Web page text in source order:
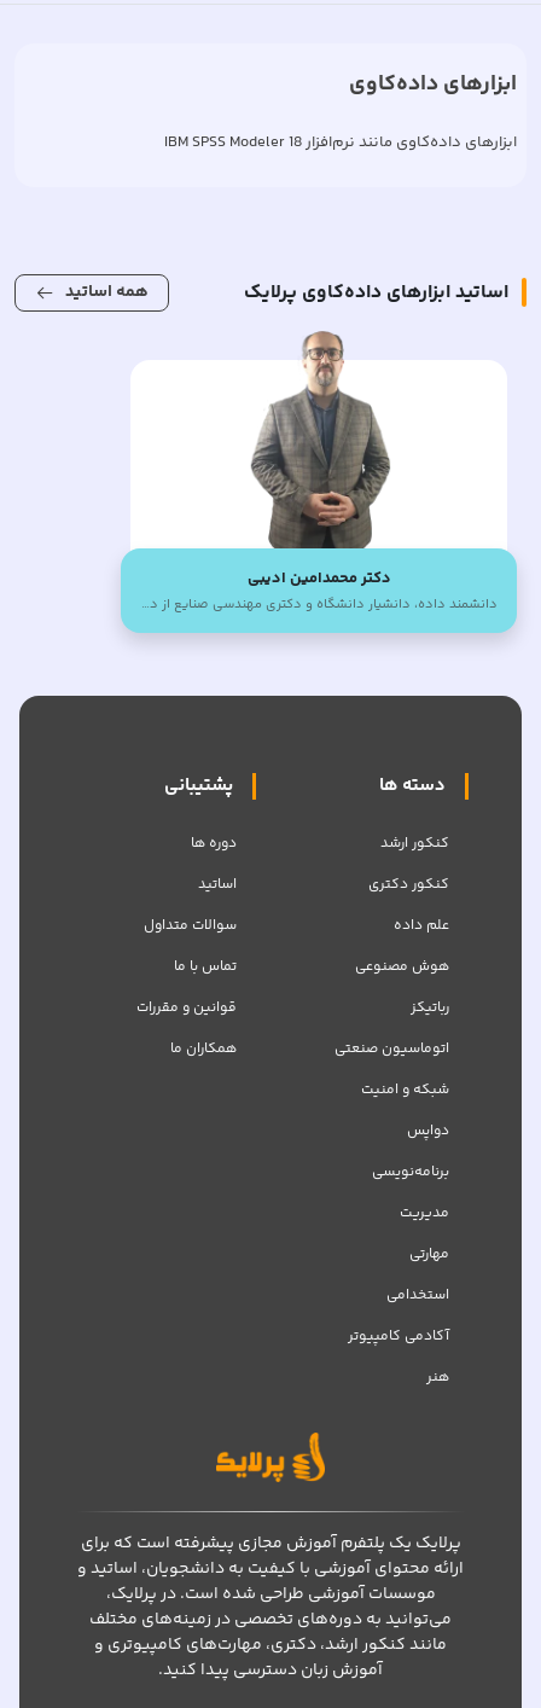
ابزارهای داده‌کاوی
ابزارهای داده‌کاوی مانند نرم‌افزار IBM SPSS Modeler 18
اساتیدابزارهای داده‌کاوی پرلایک همه اساتید
دکتر محمدامین ادیبی
دانشمند داده، دانشیار دانشگاه و دکتری مهندسی صنایع از دانشگاه صنعتی امیرکبیر
دسته ها
کنکور ارشد
کنکور دکتری
علم داده
هوش مصنوعی
رباتیکز
اتوماسیون صنعتی
شبکه‌ و امنیت
دواپس
برنامه‌نویسی
مدیریت
مهارتی
استخدامی
آکادمی کامپیوتر
هنر
پشتیبانی
دوره ها
اساتید
سوالات متداول
تماس با ما
قوانین و مقررات
همکاران ما
پرلایک یک پلتفرم آموزش مجازی پیشرفته است که برای
ارائه محتوای آموزشی با کیفیت به دانشجویان، اساتید و
موسسات آموزشی طراحی شده است. در پرلایک،
می‌توانید به دوره‌های تخصصی در زمینه‌های مختلف
مانند کنکور ارشد، دکتری، مهارت‌های کامپیوتری و
آموزش زبان دسترسی پیدا کنید.